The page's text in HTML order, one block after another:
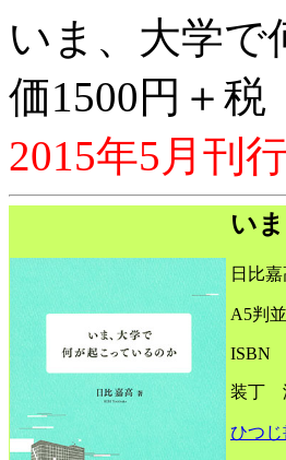
いま、大学
価1500円＋税
2015年5月刊行
い
日比
A5判
ISBN
装丁
ひつ